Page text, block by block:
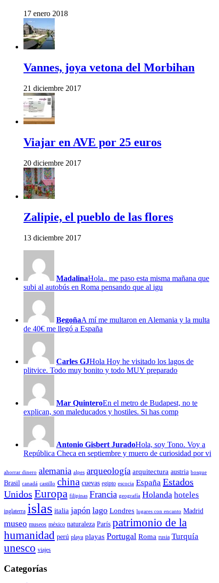
17 enero 2018
Vannes, joya vetona del Morbihan
21 diciembre 2017
Viajar en AVE por 25 euros
20 diciembre 2017
Zalipie, el pueblo de las flores
13 diciembre 2017
MadalinaHola.. me paso esta misma mañana que
subi al autobús en Roma pensando que al igu
BegoñaA mí me multaron en Alemania y la multa
de 40€ me llegó a España
Carles GJHola Hoy he visitado los lagos de
plitvice. Todo muy bonito y todo MUY preparado
Mar QuinteroEn el metro de Budapest, no te
explican, son maleducados y hostiles. Si has comp
Antonio Gisbert JuradoHola, soy Tono. Voy a
República Checa en septiembre y muero de curiosidad por vi
ahorrar dinero alemania alpes arqueología arquitectura austria bosque
Brasil canadá castillo china cuevas egipto escocia España Estados
Unidos Europa filipinas Francia geografía Holanda hoteles
inglaterra islas italia japón lago Londres lugares con encanto Madrid
museo museos méxico naturaleza París patrimonio de la
humanidad perú playa playas Portugal Roma rusia Turquía
unesco viajes
Categorías